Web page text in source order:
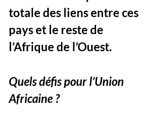
totale des liens entre ces
pays et le reste de
l’Afrique de l’Ouest.
Quels défis pour l’Union
Africaine ?